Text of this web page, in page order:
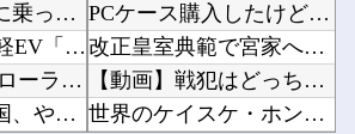
友人とタクシーに乗った→運ちゃん「5070円ね」私「５千円のチケットあるわ。これと70円ね...
日本人はBYDの軽EV「ラッコ」をどう見ているのか？…中国メディア！
【動画】 階段をローラーブレードで滑り降りる女性
メキシコ人「韓国、やめておけ」元日本代表指揮官、韓国代表の新監督有力候補に急浮上！【海外の...
PCケース購入したけど、リセットスイッチ付いてないのな他
改正皇室典範で宮家へ説明完了！←「日本の姿勢にリスペクト！」（海外の反応）他
【動画】戦犯はどっち？ｗｗｗｗｗｗｗｗｗｗｗｗｗｗｗｗｗｗｗｗ他
世界のケイスケ・ホンダ「ラーメン700円は安すぎる！2000円にするべき」他